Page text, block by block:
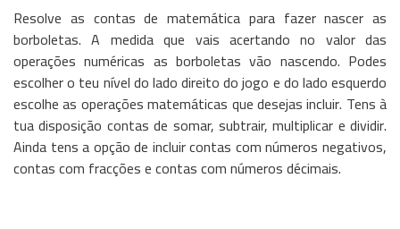
Resolve as contas de matemática para fazer nascer as
borboletas. A medida que vais acertando no valor das
operações numéricas as borboletas vão nascendo. Podes
escolher o teu nível do lado direito do jogo e do lado esquerdo
escolhe as operações matemáticas que desejas incluir. Tens à
tua disposição contas de somar, subtrair, multiplicar e dividir.
Ainda tens a opção de incluir contas com números negativos,
contas com fracções e contas com números décimais.